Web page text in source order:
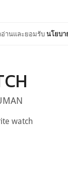
อ่านและยอมรับนโยบา
watch